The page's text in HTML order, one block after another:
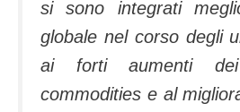
si sono integrati
globale nel corso degli
ai forti aumenti
commodities e al